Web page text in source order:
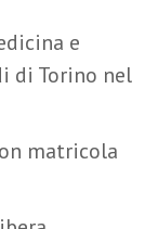
e
di Torino nel
matricola